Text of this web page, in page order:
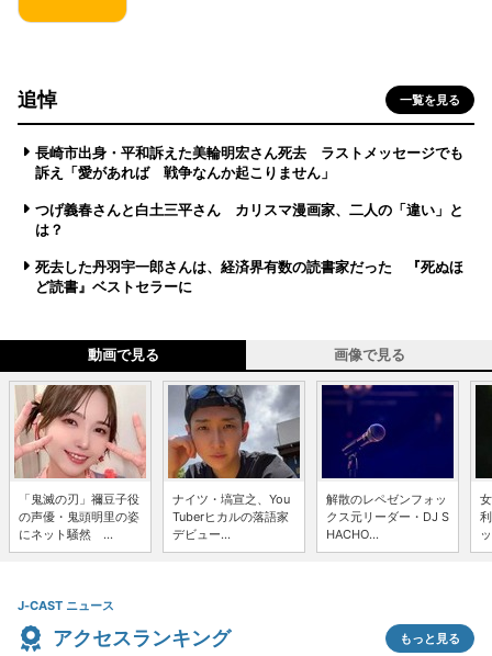
追悼 一覧を見る
長崎市出身・平和訴えた美輪明宏さん死去 ラストメッセージでも
訴え「愛があれば 戦争なんか起こりません」
つげ義春さんと白土三平さん カリスマ漫画家、二人の「違い」と
は？
死去した丹羽宇一郎さんは、経済界有数の読書家だった 『死ぬほ
ど読書』ベストセラーに
動画で見る 画像で見る
「鬼滅の刃」禰豆子役
の声優・鬼頭明里の姿
にネット騒然 ...
ナイツ・塙宣之、You
Tuberヒカルの落語家
デビュー...
解散のレペゼンフォッ
クス元リーダー・DJ S
HACHO...
J-CAST ニュース
アクセスランキング もっと見る